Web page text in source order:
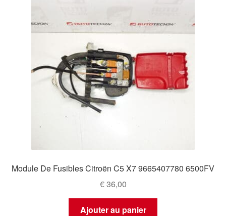
Module De Fusibles Citroën C5 X7 9665407780 6500FV
€36,00
Ajouter au panier